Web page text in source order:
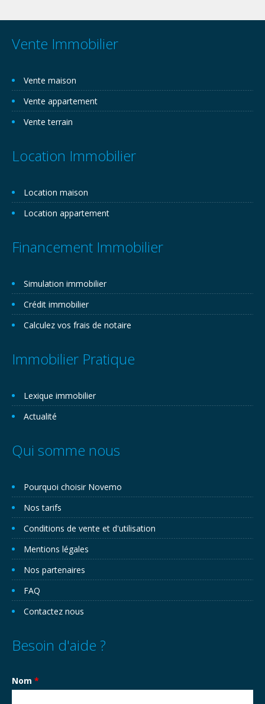
Vente Immobilier
Vente maison
Vente appartement
Vente terrain
Location Immobilier
Location maison
Location appartement
Financement Immobilier
Simulation immobilier
Crédit immobilier
Calculez vos frais de notaire
Immobilier Pratique
Lexique immobilier
Actualité
Qui somme nous
Pourquoi choisir Novemo
Nos tarifs
Conditions de vente et d'utilisation
Mentions légales
Nos partenaires
FAQ
Contactez nous
Besoin d'aide ?
Nom *